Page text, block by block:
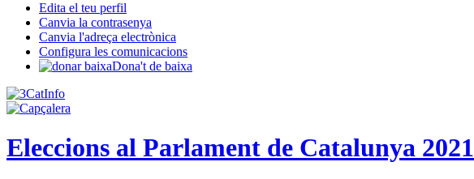
Edita el teu perfil
Canvia la contrasenya
Canvia l'adreça electrònica
Configura les comunicacions
Dona't de baixa
Eleccions al Parlament de Catalunya 2021